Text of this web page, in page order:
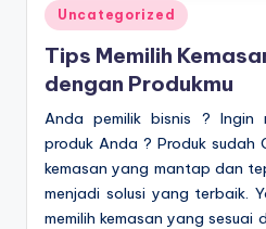
Posted
in
Uncategorized
Tips Memilih
dengan Produkmu
Anda pemilik bisnis ? Ingin
produk Anda ? Produk sudah
kemasan yang mantap dan
menjadi solusi yang terbaik.
memilih kemasan yang sesuai